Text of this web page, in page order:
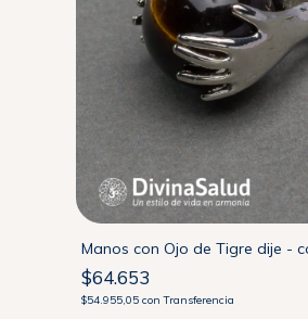
Manos con Ojo de Tigre dije -
$64.653
$54.955,05 con Transferencia